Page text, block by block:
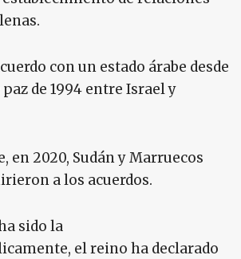
con un estado árabe desde
de 1994 entre Israel y
en 2020, Sudán y Marruecos
a los acuerdos.
sido la
el reino ha declarado